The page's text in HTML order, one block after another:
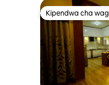
Kipendwa cha
Kipendwa cha